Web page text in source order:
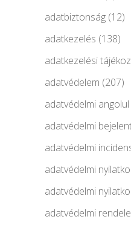
adatbiztonság (12)
adatkezelés (138)
adatkezelési
adatvédelem (207)
adatvédelmi angolul
adatvédelmi
adatvédelmi
adatvédelmi
adatvédelmi
adatvédelmi